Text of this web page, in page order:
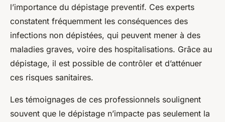
l’importance du dépistage preventif. Ces experts
constatent fréquemment les conséquences des
infections non dépistées, qui peuvent mener à des
maladies graves, voire des hospitalisations. Grâce au
dépistage, il est possible de contrôler et d’atténuer
ces risques sanitaires.
Les témoignages de ces professionnels soulignent
souvent que le dépistage n’impacte pas seulement la